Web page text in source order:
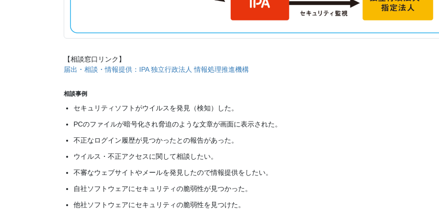
【相談窓口リンク】
届出・相談・情報提供：IPA 独立行政法人 情報処理推進機構
相談事例
セキュリティソフトがウイルスを発見（検知）した。
PCのファイルが暗号化され脅迫のような文章が画面に表示された。
不正なログイン履歴が見つかったとの報告があった。
ウイルス・不正アクセスに関して相談したい。
不審なウェブサイトやメールを発見したので情報提供をしたい。
自社ソフトウェアにセキュリティの脆弱性が見つかった。
他社ソフトウェアにセキュリティの脆弱性を見つけた。